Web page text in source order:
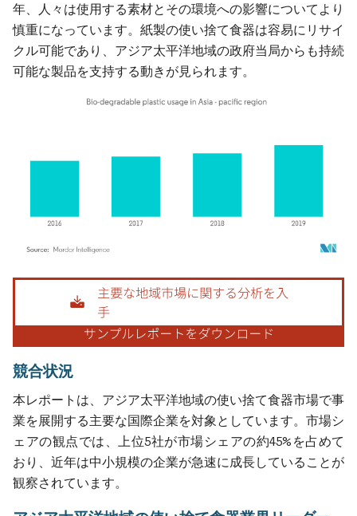
年、人々は使用する素材とその環境への影響についてより
慎重になっています。紙製の使い捨て食器は容易にリサイ
クル可能であり、アジア太平洋地域の政府当局からも持続
可能な製品を支持する動きが見られます。
画像 © Mordor Intelligence。再利用にはCC BY 4.0の表示が必要です。
競合状況
本レポートは、アジア太平洋地域の使い捨て食器市場で事
業を展開する主要な国際企業を対象としています。市場シ
ェアの観点では、上位5社が市場シェアの約45%を占めて
おり、近年は中小規模の企業が急速に成長していることが
観察されています。